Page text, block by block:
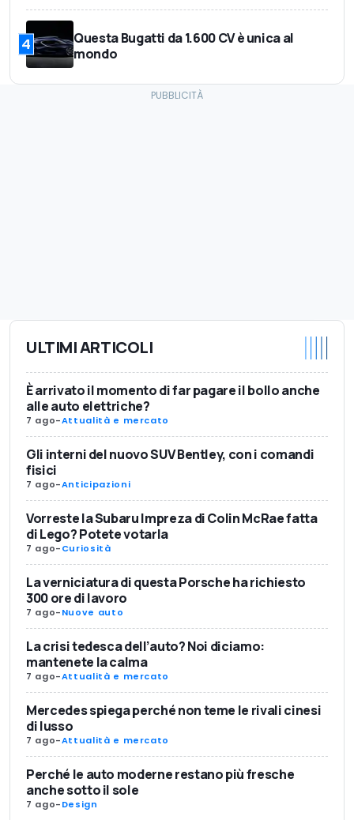
4
Questa Bugatti da 1.600 CV è unica al
mondo
ULTIMI ARTICOLI
È arrivato il momento di far pagare il bollo anche
alle auto elettriche?
7 ago-Attualità e mercato
Gli interni del nuovo SUV Bentley, con i comandi
fisici
7 ago-Anticipazioni
Vorreste la Subaru Impreza di Colin McRae fatta
di Lego? Potete votarla
7 ago-Curiosità
La verniciatura di questa Porsche ha richiesto
300 ore di lavoro
7 ago-Nuove auto
La crisi tedesca dell’auto? Noi diciamo:
mantenete la calma
7 ago-Attualità e mercato
Mercedes spiega perché non teme le rivali cinesi
di lusso
7 ago-Attualità e mercato
Perché le auto moderne restano più fresche
anche sotto il sole
7 ago-Design